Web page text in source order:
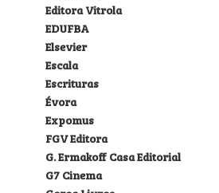
Editora Vitrola
EDUFBA
Elsevier
Escala
Escrituras
Évora
Expomus
FGV Editora
G. Ermakoff Casa Editorial
G7 Cinema